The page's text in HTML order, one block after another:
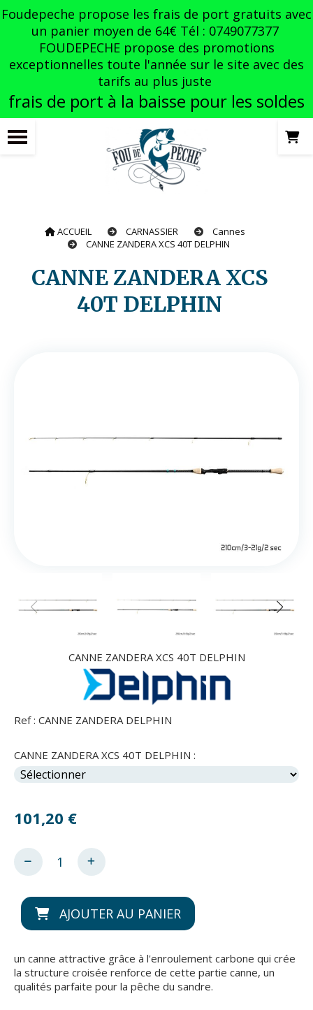
Foudepeche propose les frais de port gratuits avec
un panier moyen de 64€ Tél : 0749077377
FOUDEPECHE propose des promotions
exceptionnelles toute l'année sur le site avec des
tarifs au plus juste
frais de port à la baisse pour les soldes
ACCUEIL CARNASSIER
Cannes
CANNE ZANDERA XCS 40T DELPHIN
CANNE ZANDERA XCS
40T DELPHIN
CANNE ZANDERA XCS 40T DELPHIN
Ref : CANNE ZANDERA DELPHIN
CANNE ZANDERA XCS 40T DELPHIN :
101,20 €
AJOUTER AU PANIER
un canne attractive grâce à l'enroulement carbone qui crée
la structure croisée renforce de cette partie canne, un
qualités parfaite pour la pêche du sandre.